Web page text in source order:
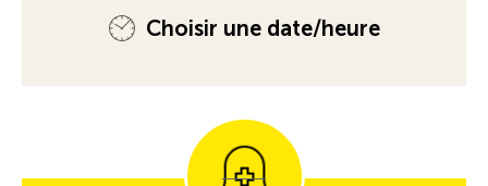
Choisir une date/heure